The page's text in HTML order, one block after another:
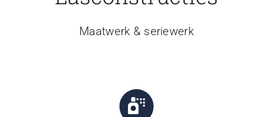
Maatwerk & seriewerk